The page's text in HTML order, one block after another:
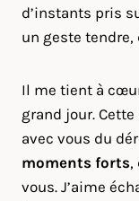
d’instants pris
un geste
Il me tient à
grand jour.
avec vous du
moments forts,
vous. J’aime